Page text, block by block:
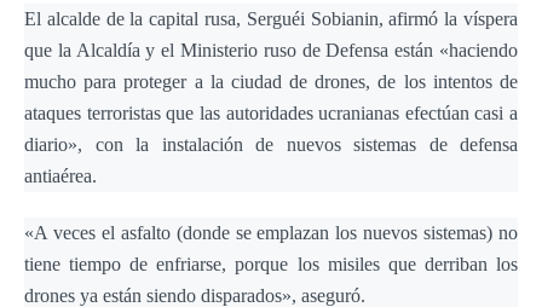
El alcalde de la capital rusa, Serguéi Sobianin, afirmó la víspera
que la Alcaldía y el Ministerio ruso de Defensa están «haciendo
mucho para proteger a la ciudad de drones, de los intentos de
ataques terroristas que las autoridades ucranianas efectúan casi a
diario», con la instalación de nuevos sistemas de defensa
antiaérea.
«A veces el asfalto (donde se emplazan los nuevos sistemas) no
tiene tiempo de enfriarse, porque los misiles que derriban los
drones ya están siendo disparados», aseguró.